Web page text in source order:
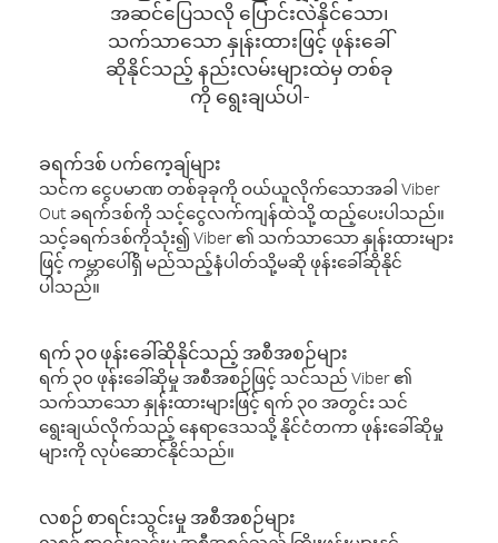
အဆင်ပြေသလို ပြောင်းလဲနိုင်သော၊
သက်သာသော နှုန်းထားဖြင့် ဖုန်းခေါ်
ဆိုနိုင်သည့် နည်းလမ်းများထဲမှ တစ်ခု
ကို ရွေးချယ်ပါ-
ခရက်ဒစ် ပက်ကေ့ချ်များ
သင်က ငွေပမာဏ တစ်ခုခုကို ဝယ်ယူလိုက်သောအခါ Viber
Out ခရက်ဒစ်ကို သင့်ငွေလက်ကျန်ထဲသို့ ထည့်ပေးပါသည်။
သင့်ခရက်ဒစ်ကိုသုံး၍ Viber ၏ သက်သာသော နှုန်းထားများ
ဖြင့် ကမ္ဘာပေါ်ရှိ မည်သည့်နံပါတ်သို့မဆို ဖုန်းခေါ်ဆိုနိုင်
ပါသည်။
ရက် ၃၀ ဖုန်းခေါ်ဆိုနိုင်သည့် အစီအစဉ်များ
ရက် ၃၀ ဖုန်းခေါ်ဆိုမှု အစီအစဉ်ဖြင့် သင်သည် Viber ၏
သက်သာသော နှုန်းထားများဖြင့် ရက် ၃၀ အတွင်း သင်
ရွေးချယ်လိုက်သည့် နေရာဒေသသို့ နိုင်ငံတကာ ဖုန်းခေါ်ဆိုမှု
များကို လုပ်ဆောင်နိုင်သည်။
လစဉ် စာရင်းသွင်းမှု အစီအစဉ်များ